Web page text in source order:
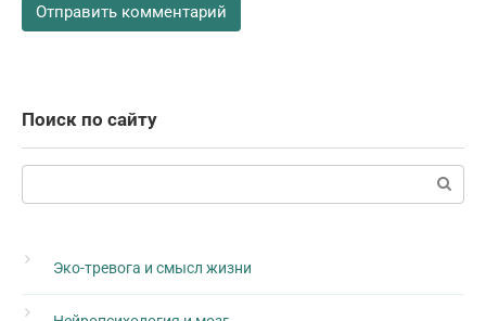
Поиск по сайту
Поиск:
Эко-тревога и смысл жизни